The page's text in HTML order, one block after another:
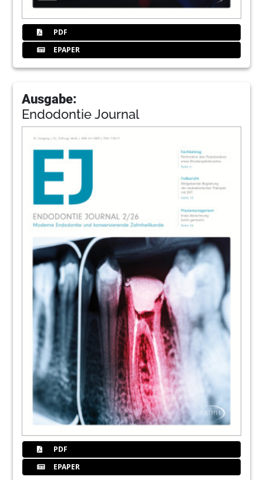
PDF
EPAPER
Ausgabe:
Endodontie Journal
PDF
EPAPER